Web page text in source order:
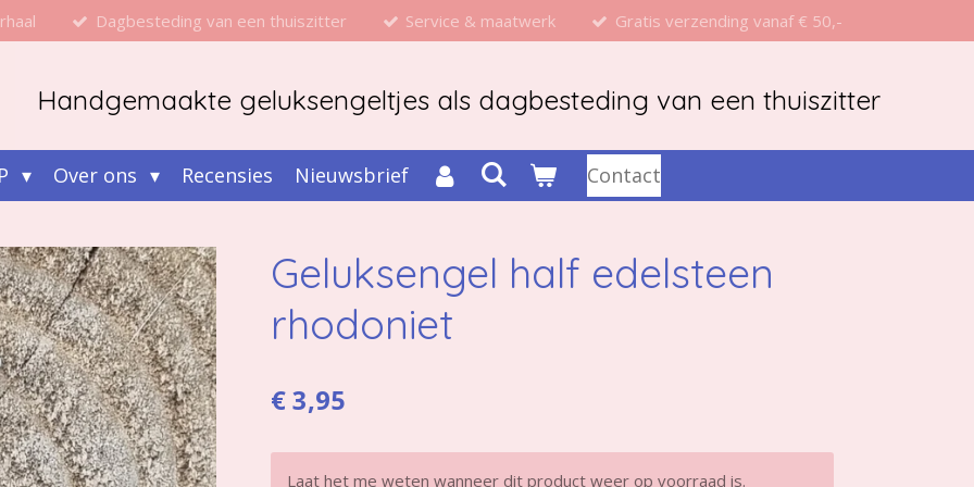
Dagbesteding van een thuiszitter Service & maatwerk Gratis verzending vanaf € 50,-
Handgemaakte geluksengeltjes als dagbesteding van een thuiszitter
Over ons Recensies Nieuwsbrief Contact
Geluksengel half edelsteen
rhodoniet
€ 3,95
Laat het me weten wanneer dit product weer op voorraad is.